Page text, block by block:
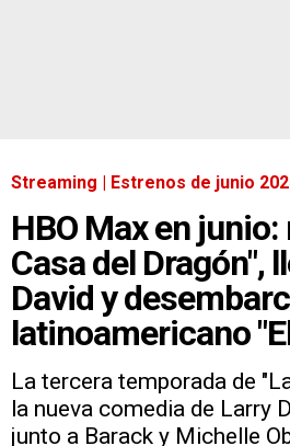
Streaming | Estrenos de junio
HBO Max en
Casa del Dragón",
David y
latinoamericano
La tercera temporada de
la nueva comedia de Larry
junto a Barack y Michelle